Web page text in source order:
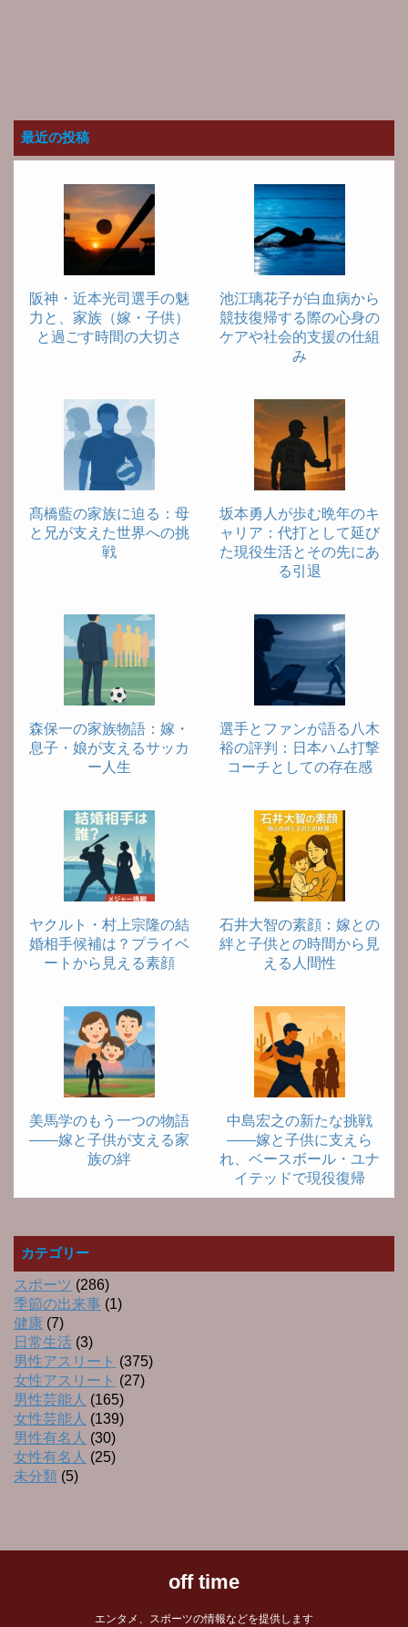
最近の投稿
阪神・近本光司選手の魅
力と、家族（嫁・子供）
と過ごす時間の大切さ
池江璃花子が白血病から
競技復帰する際の心身の
ケアや社会的支援の仕組
み
髙橋藍の家族に迫る：母
と兄が支えた世界への挑
戦
坂本勇人が歩む晩年のキ
ャリア：代打として延び
た現役生活とその先にあ
る引退
森保一の家族物語：嫁・
息子・娘が支えるサッカ
ー人生
選手とファンが語る八木
裕の評判：日本ハム打撃
コーチとしての存在感
ヤクルト・村上宗隆の結
婚相手候補は？プライベ
ートから見える素顔
石井大智の素顔：嫁との
絆と子供との時間から見
える人間性
美馬学のもう一つの物語
――嫁と子供が支える家
族の絆
中島宏之の新たな挑戦
――嫁と子供に支えら
れ、ベースボール・ユナ
イテッドで現役復帰
カテゴリー
スポーツ (286)
季節の出来事 (1)
健康 (7)
日常生活 (3)
男性アスリート (375)
女性アスリート (27)
男性芸能人 (165)
女性芸能人 (139)
男性有名人 (30)
女性有名人 (25)
未分類 (5)
off time
エンタメ、スポーツの情報などを提供します